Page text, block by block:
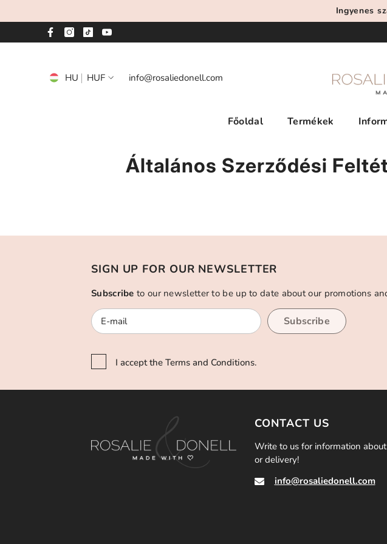
Ingyenes
HU
HUF info@rosaliedonell.com
Főoldal Termékek
Általános Szerződési
SIGN UP FOR OUR NEWSLETTER
Subscribe to our newsletter to be up to date about our promotions
Subscribe
I accept the Terms and Conditions.
CONTACT US
Write to us for information
or delivery!
info@rosaliedonell.com